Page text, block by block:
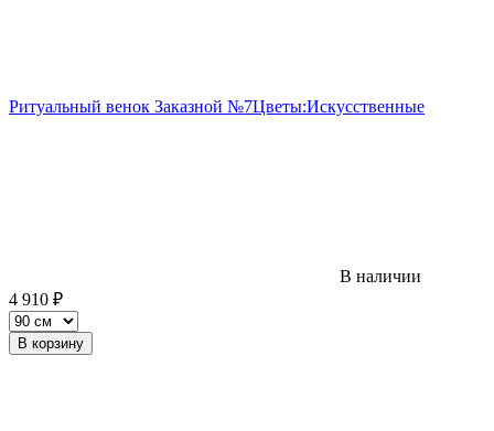
Ритуальный венок Заказной №7Цветы:Искусственные
В наличии
4 910 ₽
В корзину